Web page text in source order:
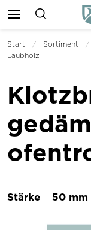
Start Sortiment
Laubholz
Stärke 50 mm